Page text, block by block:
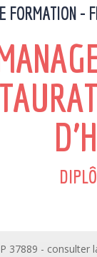
FORMATION -
37889 -